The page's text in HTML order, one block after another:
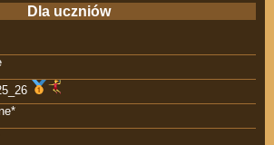
Dla uczniów